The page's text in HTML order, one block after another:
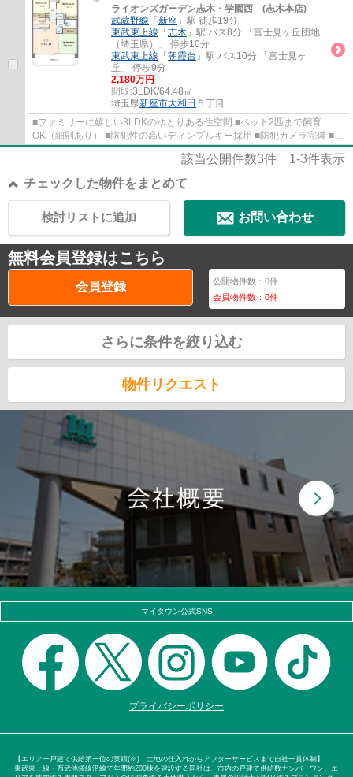
ライオンズガーデン志木・学園西 (志木本店)
武蔵野線 「 新座 」駅 徒歩19分
東武東上線 「 志木 」駅 バス8分 「富士見ヶ丘団地
（埼玉県）」 停歩10分
東武東上線 「 朝霞台 」駅 バス10分 「富士見ヶ
丘」 停歩9分
2,180万円
間取:3LDK/64.48㎡
埼玉県新座市大和田 ５丁目
■ファミリーに嬉しい3LDKのゆとりある住空間 ■ペット2匹まで飼育
OK（細則あり） ■防犯性の高いディンプルキー採用 ■防犯カメラ完備 ■小
学校近く通学に便利な住環境 ■商業施設が徒歩圏...
該当公開件数3件 1-3件表示
チェックした物件をまとめて
お問い合わせ
検討リストに追加
無料会員登録はこちら
会員登録 公開物件数：0件
会員物件数：0件
さらに条件を絞り込む
物件リクエスト
マイタウン公式SNS
プライバシーポリシー
【エリア一戸建て供給第一位の実績(※)！土地の仕入れからアフターサービスまで自社一貫体制】
東武東上線・西武池袋線沿線で年間約200棟を建設する同社は、市内の戸建て供給数ナンバーワン。エ